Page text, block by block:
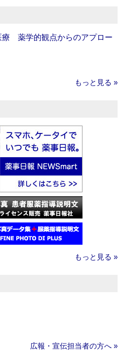
療 薬学的観点からのアプロー
もっと見る »
もっと見る »
広報・宣伝担当者の方へ »